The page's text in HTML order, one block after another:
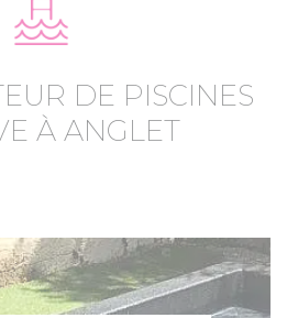
DE PISCINES
À ANGLET